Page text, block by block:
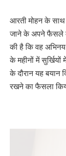
आरती मोहन के साथ
जाने के अपने फैसले
की है कि वह
के महीनों में सुर्खियों
के दौरान यह बयान
रखने का फैसला